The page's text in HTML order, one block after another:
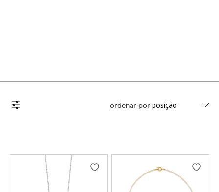
ordenar por